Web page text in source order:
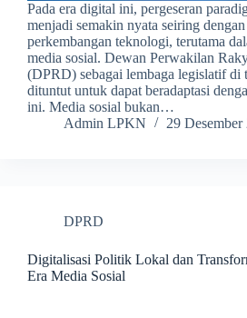
Pada era digital ini, pergeseran
menjadi semakin nyata seiring dengan
perkembangan teknologi, terutama
media sosial. Dewan Perwakilan
(DPRD) sebagai lembaga legislatif di
dituntut untuk dapat beradaptasi
ini. Media sosial bukan…
Admin LPKN
29 Desember
DPRD
Digitalisasi Politik Lokal dan
Era Media Sosial